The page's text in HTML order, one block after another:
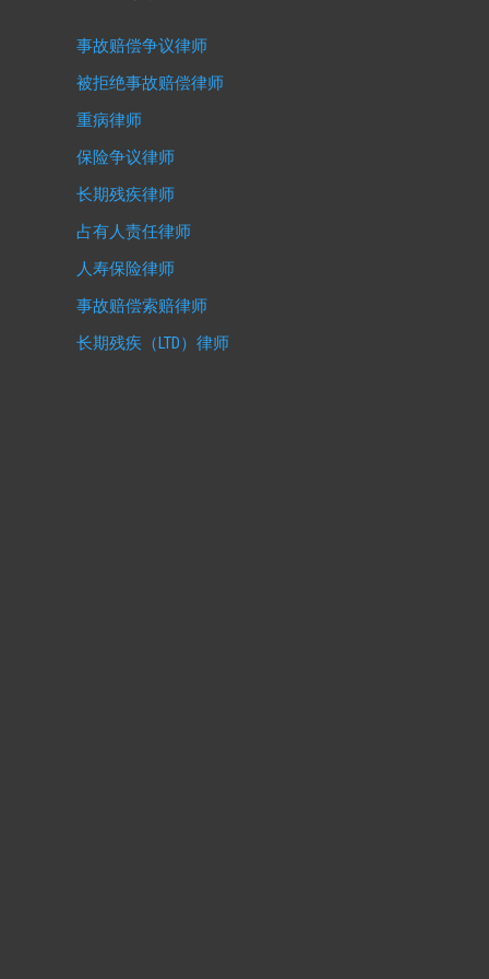
事故赔偿争议律师
被拒绝事故赔偿律师
重病律师
保险争议律师
长期残疾律师
占有人责任律师
人寿保险律师
事故赔偿索赔律师
长期残疾（LTD）律师